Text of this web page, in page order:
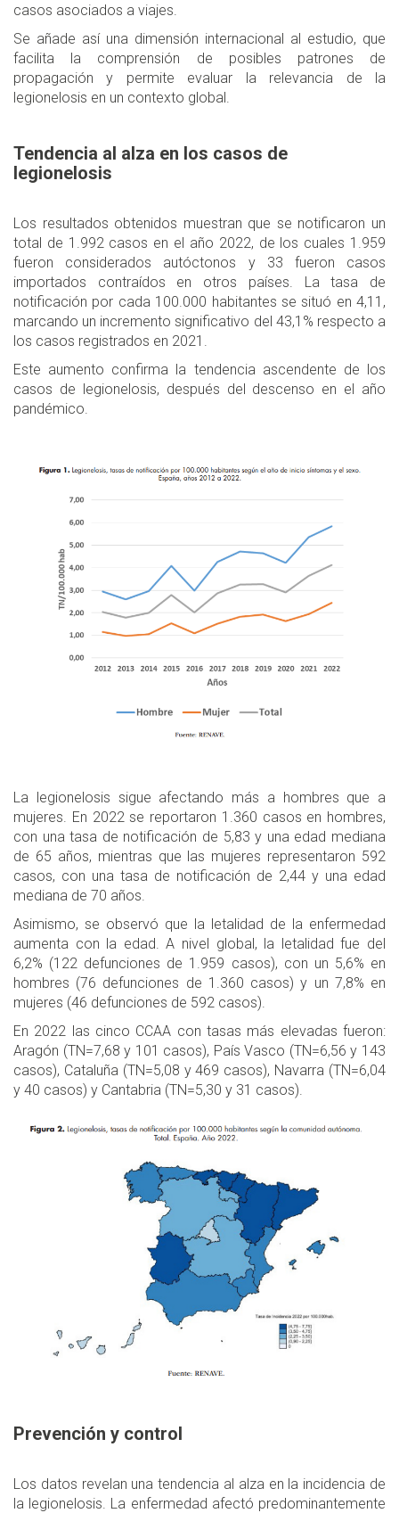
casos asociados a viajes.
Se añade así una dimensión internacional al estudio, que
facilita la comprensión de posibles patrones de
propagación y permite evaluar la relevancia de la
legionelosis en un contexto global.
Tendencia al alza en los casos de
legionelosis
Los resultados obtenidos muestran que se notificaron un
total de 1.992 casos en el año 2022, de los cuales 1.959
fueron considerados autóctonos y 33 fueron casos
importados contraídos en otros países. La tasa de
notificación por cada 100.000 habitantes se situó en 4,11,
marcando un incremento significativo del 43,1% respecto a
los casos registrados en 2021.
Este aumento confirma la tendencia ascendente de los
casos de legionelosis, después del descenso en el año
pandémico.
La legionelosis sigue afectando más a hombres que a
mujeres. En 2022 se reportaron 1.360 casos en hombres,
con una tasa de notificación de 5,83 y una edad mediana
de 65 años, mientras que las mujeres representaron 592
casos, con una tasa de notificación de 2,44 y una edad
mediana de 70 años.
Asimismo, se observó que la letalidad de la enfermedad
aumenta con la edad. A nivel global, la letalidad fue del
6,2% (122 defunciones de 1.959 casos), con un 5,6% en
hombres (76 defunciones de 1.360 casos) y un 7,8% en
mujeres (46 defunciones de 592 casos).
En 2022 las cinco CCAA con tasas más elevadas fueron:
Aragón (TN=7,68 y 101 casos), País Vasco (TN=6,56 y 143
casos), Cataluña (TN=5,08 y 469 casos), Navarra (TN=6,04
y 40 casos) y Cantabria (TN=5,30 y 31 casos).
Prevención y control
Los datos revelan una tendencia al alza en la incidencia de
la legionelosis. La enfermedad afectó predominantemente